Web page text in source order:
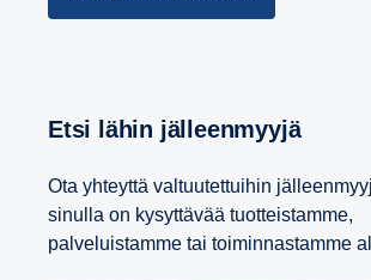
Etsi lähin jälleenmyyjä
Ota yhteyttä valtuutettuihin
sinulla on kysyttävää tuotteistamme,
palveluistamme tai toiminnastamme